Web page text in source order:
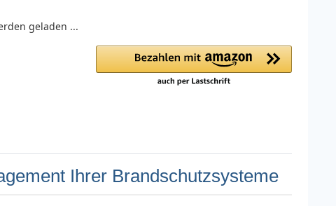
geladen ...
Ihrer Brandschutzsysteme